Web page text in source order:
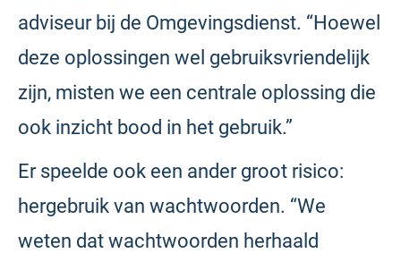
adviseur bij de Omgevingsdienst. “Hoewel
deze oplossingen wel gebruiksvriendelijk
zijn, misten we een centrale oplossing die
ook inzicht bood in het gebruik.”
Er speelde ook een ander groot risico:
hergebruik van wachtwoorden. “We
weten dat wachtwoorden herhaald